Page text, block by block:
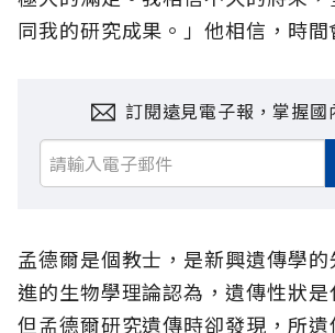
同我的研究成果。」他相信，時間
訂閱遠見電子報，掌握國
孟德爾是個教士，是新興遺傳學
進的生物學理論認為，遺傳性狀是
但孟德爾研究遺傳時卻發現，所